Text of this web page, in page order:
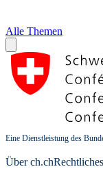
Alle Themen
Eine Dienstleistung des
Über ch.chRechtliches